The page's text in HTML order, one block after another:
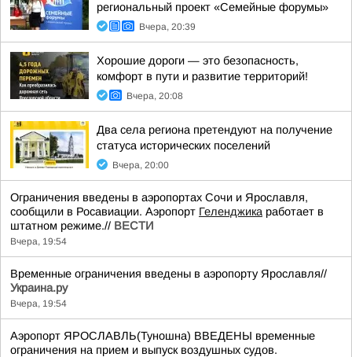
региональный проект «Семейные форумы»
Вчера, 20:39
Хорошие дороги — это безопасность,
комфорт в пути и развитие территорий!
Вчера, 20:08
Два села региона претендуют на получение
статуса исторических поселений
Вчера, 20:00
Ограничения введены в аэропортах Сочи и Ярославля,
сообщили в Росавиации. Аэропорт Геленджика работает в
штатном режиме.// ВЕСТИ
Вчера, 19:54
Временные ограничения введены в аэропорту Ярославля//
Украина.ру
Вчера, 19:54
Аэропорт ЯРОСЛАВЛЬ(Туношна) ВВЕДЕНЫ временные
ограничения на прием и выпуск воздушных судов.